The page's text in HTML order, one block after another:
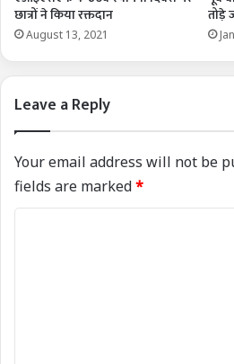
छात्रों ने किया रक्तदान
August 13, 2021
तोड़े
Leave a Reply
Your email address will not be
fields are marked*